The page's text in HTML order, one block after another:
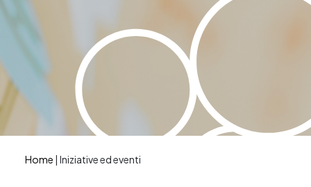
Home | Iniziative ed eventi